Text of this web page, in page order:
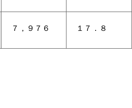
７，９７６ １７．８